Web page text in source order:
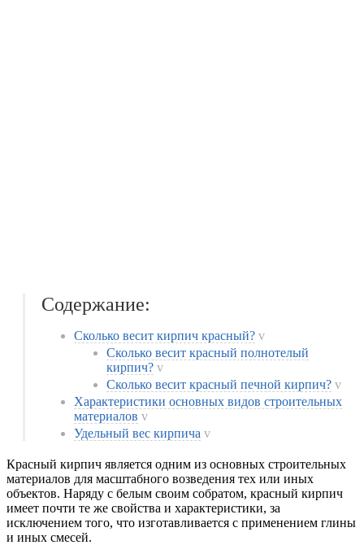
Содержание:
Сколько весит кирпич красный? v
Сколько весит красный полнотелый
кирпич? v
Сколько весит красный печной кирпич? v
Характеристики основных видов строительных
материалов v
Удельный вес кирпича v
Красный кирпич является одним из основных строительных
материалов для масштабного возведения тех или иных
объектов. Наряду с белым своим собратом, красный кирпич
имеет почти те же свойства и характеристики, за
исключением того, что изготавливается с применением глины
и иных смесей.